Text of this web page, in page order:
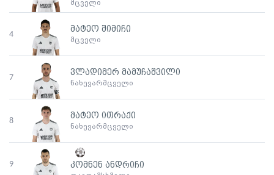
მცველი
4
მატეო შიმიჩი
მცველი
7
ვლადიმერ მამუჩაშვილი
ნახევარმცველი
8
მატეო ითრაქი
ნახევარმცველი
9 კომნენ ანდრიჩი